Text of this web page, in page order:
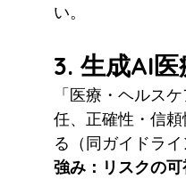
い。
3. 生成AI
「医療・ヘルス
任、正確性・信
る（同ガイドライ
強み：リスクの